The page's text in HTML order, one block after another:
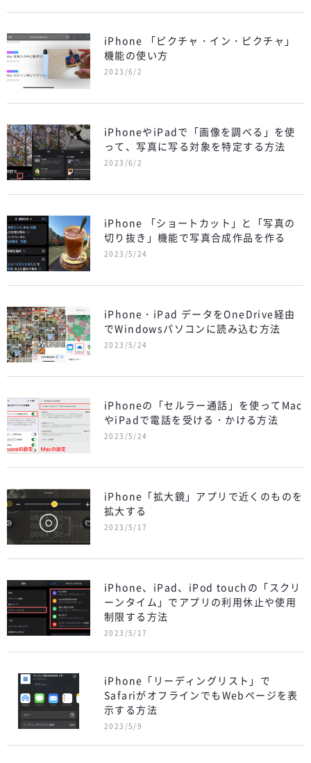
iPhone 「ピクチャ・イン・ピクチャ」
機能の使い方
2023/6/2
iPhoneやiPadで「画像を調べる」を使
って、写真に写る対象を特定する方法
2023/6/2
iPhone 「ショートカット」と「写真の
切り抜き」機能で写真合成作品を作る
2023/5/24
iPhone・iPad データをOneDrive経由
でWindowsパソコンに読み込む方法
2023/5/24
iPhoneの「セルラー通話」を使ってMac
やiPadで電話を受ける・かける方法
2023/5/24
iPhone「拡大鏡」アプリで近くのものを
拡大する
2023/5/17
iPhone、iPad、iPod touchの「スクリ
ーンタイム」でアプリの利用休止や使用
制限する方法
2023/5/17
iPhone「リーディングリスト」で
SafariがオフラインでもWebページを表
示する方法
2023/5/9